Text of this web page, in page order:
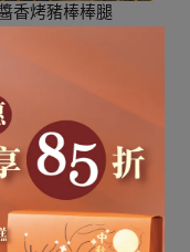
香烤豬棒棒腿